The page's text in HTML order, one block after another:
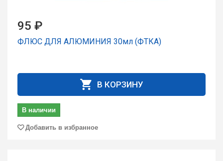
95 ₽
ФЛЮС ДЛЯ AЛЮМИНИЯ 30мл (ФТКА)
В КОРЗИНУ
В наличии
Добавить в избранное